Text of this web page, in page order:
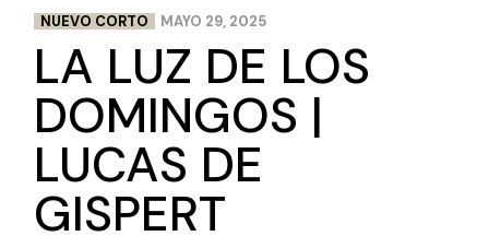
NUEVO CORTO MAYO 29, 2025
LA LUZ DE LOS
DOMINGOS |
LUCAS DE
GISPERT